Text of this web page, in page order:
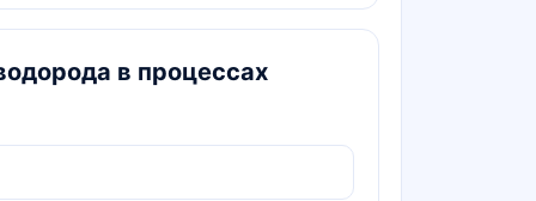
в процессах